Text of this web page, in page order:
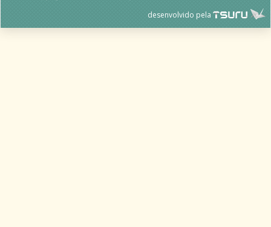
desenvolvido pela